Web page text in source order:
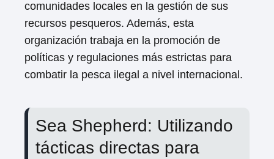
comunidades locales en la gestión de sus
recursos pesqueros. Además, esta
organización trabaja en la promoción de
políticas y regulaciones más estrictas para
combatir la pesca ilegal a nivel internacional.
Sea Shepherd: Utilizando
tácticas directas para